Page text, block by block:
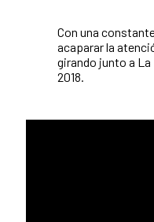
Con una
acaparar la
girando junto a La
2018.